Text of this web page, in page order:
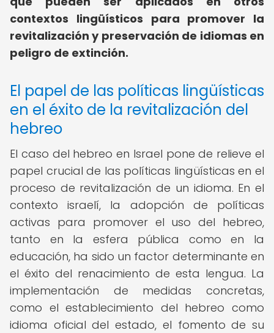
contextos lingüísticos para promover la
revitalización y preservación de idiomas en
peligro de extinción.
El papel de las políticas lingüísticas
en el éxito de la revitalización del
hebreo
El caso del hebreo en Israel pone de relieve el
papel crucial de las políticas lingüísticas en el
proceso de revitalización de un idioma. En el
contexto israelí, la adopción de políticas
activas para promover el uso del hebreo,
tanto en la esfera pública como en la
educación, ha sido un factor determinante en
el éxito del renacimiento de esta lengua. La
implementación de medidas concretas,
como el establecimiento del hebreo como
idioma oficial del estado, el fomento de su